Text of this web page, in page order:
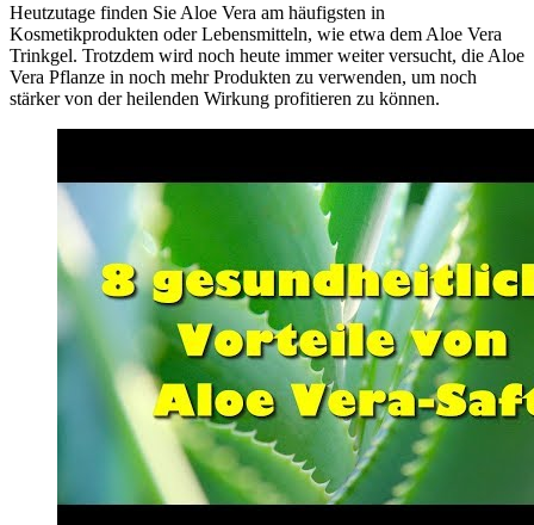
Heutzutage finden Sie Aloe Vera am häufigsten in
Kosmetikprodukten oder Lebensmitteln, wie etwa dem Aloe Vera
Trinkgel. Trotzdem wird noch heute immer weiter versucht, die Aloe
Vera Pflanze in noch mehr Produkten zu verwenden, um noch
stärker von der heilenden Wirkung profitieren zu können.